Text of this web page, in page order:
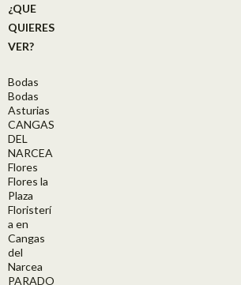
¿QUE
QUIERES
VER?
Bodas
Bodas
Asturias
CANGAS
DEL
NARCEA
Flores
Flores la
Plaza
Floristerí
a en
Cangas
del
Narcea
PARADO